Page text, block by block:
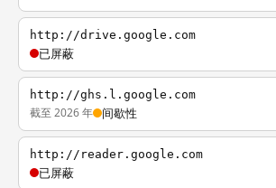
http://drive.google.com
已屏蔽
http://ghs.l.google.com
截至 2026 年 间歇性
http://reader.google.com
已屏蔽